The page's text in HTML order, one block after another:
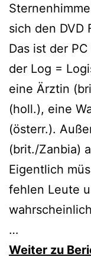
sich den DVD
Das ist der
der Log =
eine Ärztin
(holl.), eine
(österr.).
(brit./Zanbia)
Eigentlich
fehlen Leute
…
Weiter zu